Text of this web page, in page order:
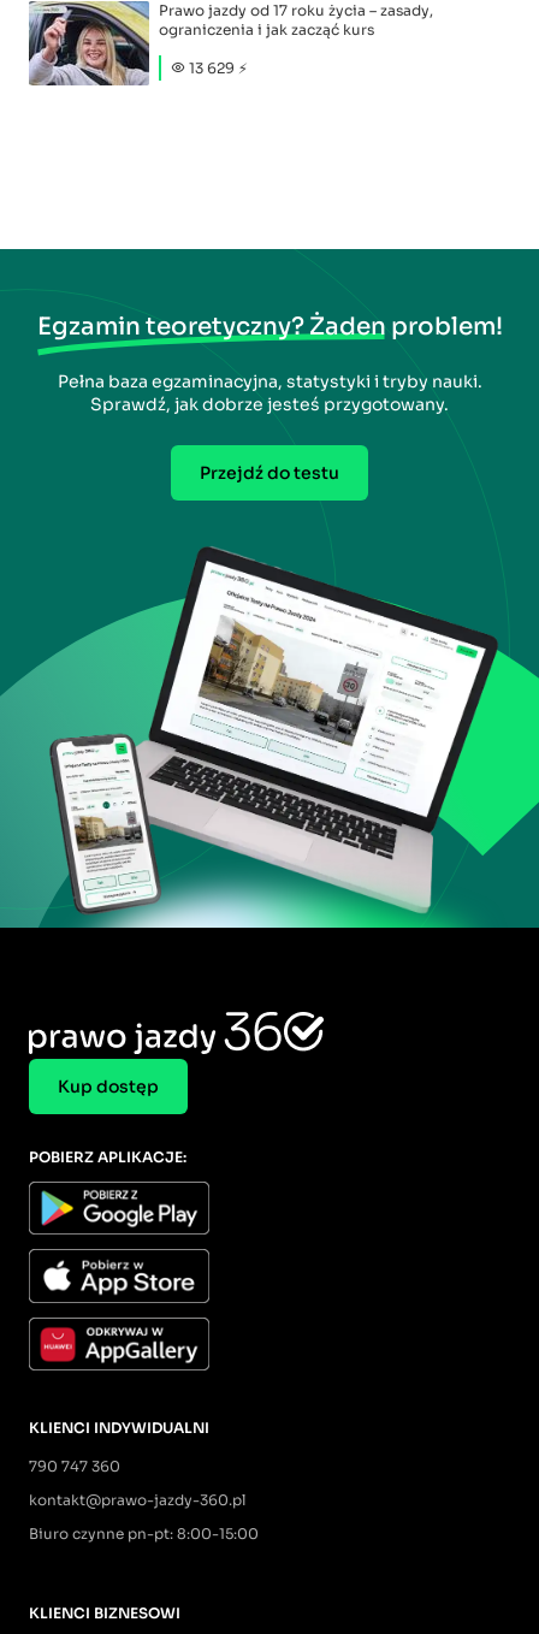
Prawo jazdy od 17 roku życia – zasady,
ograniczenia i jak zacząć kurs
13 629 ⚡
Egzamin teoretyczny? Żaden problem!
Pełna baza egzaminacyjna, statystyki i tryby nauki.
Sprawdź, jak dobrze jesteś przygotowany.
Przejdź do testu
Kup dostęp
KLIENCI INDYWIDUALNI
790 747 360
kontakt@prawo-jazdy-360.pl
Biuro czynne pn-pt: 8:00-15:00
KLIENCI BIZNESOWI
POBIERZ APLIKACJE: